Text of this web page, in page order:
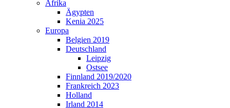
Afrika
Ägypten
Kenia 2025
Europa
Belgien 2019
Deutschland
Leipzig
Ostsee
Finnland 2019/2020
Frankreich 2023
Holland
Irland 2014